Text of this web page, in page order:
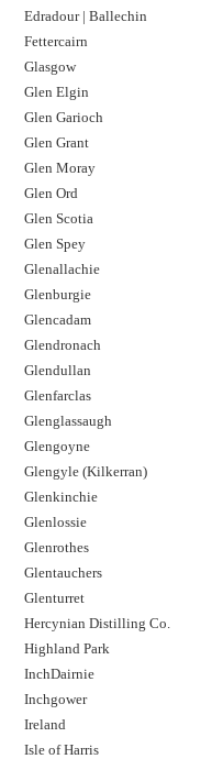
Edradour | Ballechin
Fettercairn
Glasgow
Glen Elgin
Glen Garioch
Glen Grant
Glen Moray
Glen Ord
Glen Scotia
Glen Spey
Glenallachie
Glenburgie
Glencadam
Glendronach
Glendullan
Glenfarclas
Glenglassaugh
Glengoyne
Glengyle (Kilkerran)
Glenkinchie
Glenlossie
Glenrothes
Glentauchers
Glenturret
Hercynian Distilling Co.
Highland Park
InchDairnie
Inchgower
Ireland
Isle of Harris